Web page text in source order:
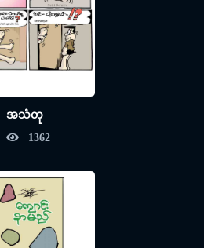
အသံတု
1362